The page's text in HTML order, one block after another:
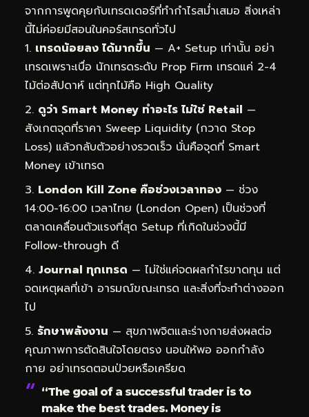
จากการพูดคุยกับเทรดเดอร์ที่ทำกำไรสม่ำเสมอ สิ่งเหล่า
นี้ไม่ค่อยมีสอนในคอร์สเทรดทั่วไป
เทรดน้อยลง ได้มากขึ้น — A+ Setup เท่านั้น อย่า
เทรดเพราะเบื่อ นักเทรดระดับ Prop Firm เทรดแค่ 2-4
ไม้ต่อสัปดาห์ แต่ทุกไม้คือ High Quality
ดูว่า Smart Money ทำอะไร ไม่ใช่ Retail —
สังเกตจุดที่ราคา Sweep Liquidity (กวาด Stop
Loss) แล้วกลับตัวอย่างรวดเร็ว นั่นคือจุดที่ Smart
Money เข้าเทรด
London Kill Zone คือช่วงเวลาทอง — ช่วง
14:00-16:00 เวลาไทย (London Open) เป็นช่วงที่
ตลาดเคลื่อนตัวแรงที่สุด Setup ที่เกิดในช่วงนี้มี
Follow-through ดี
Journal ทุกเทรด — ไม่ใช่แค่จดผลกำไรขาดทุน แต่
จดเหตุผลที่เข้า อารมณ์ขณะเทรด และสิ่งที่จะทำต่างออก
ไป
รักษาพลังงาน — สุขภาพจิตและร่างกายส่งผลต่อ
คุณภาพการตัดสินใจโดยตรง นอนให้พอ ออกกำลัง
กาย อย่าเทรดตอนป่วยหรือเครียด
“The goal of a successful trader is to
make the best trades. Money is